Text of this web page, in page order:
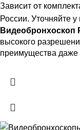
Зависит от
России. Уточняйте
Видеобронхоскоп
высокого
преимущества даже